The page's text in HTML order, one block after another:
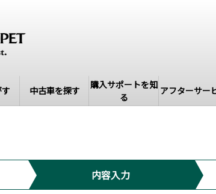
中古車を探す
購入サポートを知
る
アフターサー
内容入力